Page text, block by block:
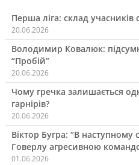
Перша ліга: склад учасників
20.06.2026
Володимир Ковалюк:
“Пробій”
20.06.2026
Чому гречка залишається
гарнірів?
20.06.2026
Віктор Бугра: “В наступному
Говерлу агресивною
01.06.2026